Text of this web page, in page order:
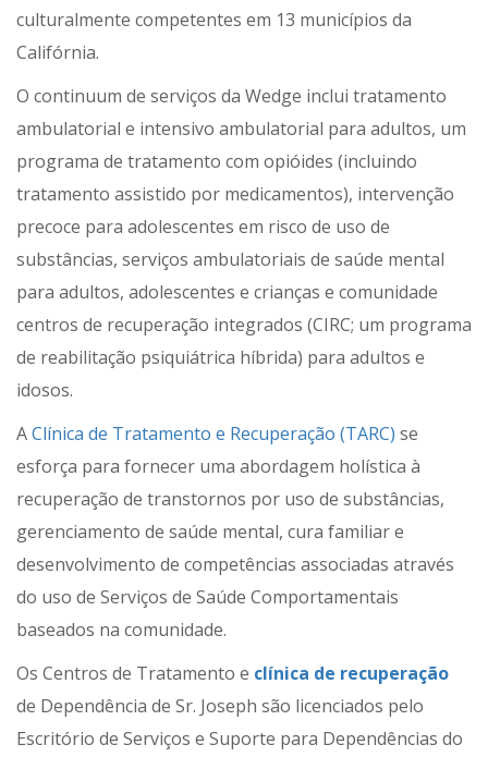
culturalmente competentes em 13 municípios da
Califórnia.
O continuum de serviços da Wedge inclui tratamento
ambulatorial e intensivo ambulatorial para adultos, um
programa de tratamento com opióides (incluindo
tratamento assistido por medicamentos), intervenção
precoce para adolescentes em risco de uso de
substâncias, serviços ambulatoriais de saúde mental
para adultos, adolescentes e crianças e comunidade
centros de recuperação integrados (CIRC; um programa
de reabilitação psiquiátrica híbrida) para adultos e
idosos.
AClínica de Tratamento e Recuperação (TARC) se
esforça para fornecer uma abordagem holística à
recuperação de transtornos por uso de substâncias,
gerenciamento de saúde mental, cura familiar e
desenvolvimento de competências associadas através
do uso de Serviços de Saúde Comportamentais
baseados na comunidade.
Os Centros de Tratamento e clínica de recuperação
de Dependência de Sr. Joseph são licenciados pelo
Escritório de Serviços e Suporte para Dependências do